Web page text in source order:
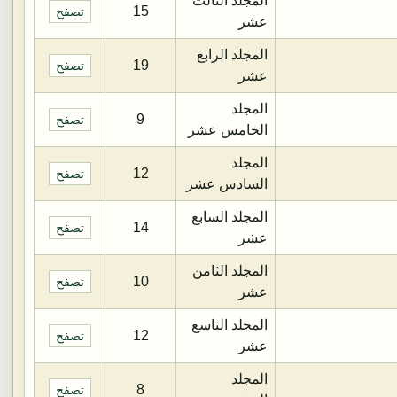
عشر
15 تصفح
المجلد الرابع
عشر
19 تصفح
المجلد
الخامس عشر
9 تصفح
المجلد
السادس عشر
12 تصفح
المجلد السابع
عشر
14 تصفح
المجلد الثامن
عشر
10 تصفح
المجلد التاسع
عشر
12 تصفح
المجلد
8 تصفح